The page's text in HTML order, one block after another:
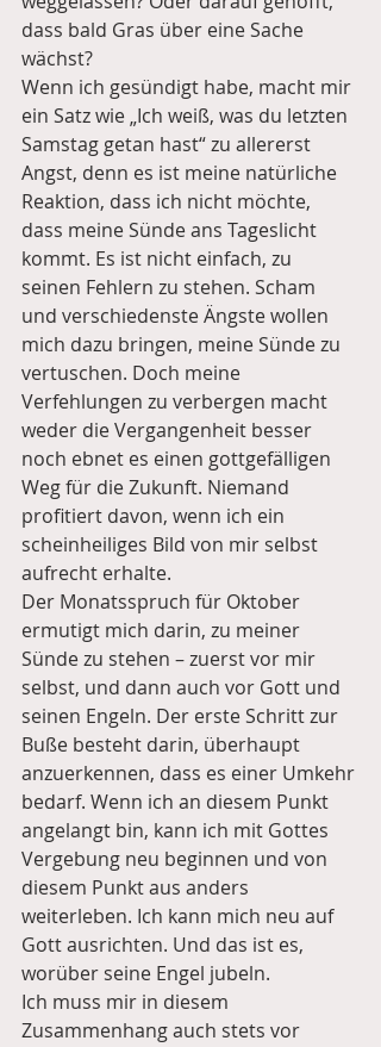
dass bald Gras über eine Sache
wächst?
Wenn ich gesündigt habe, macht mir
ein Satz wie „Ich weiß, was du letzten
Samstag getan hast“ zu allererst
Angst, denn es ist meine natürliche
Reaktion, dass ich nicht möchte,
dass meine Sünde ans Tageslicht
kommt. Es ist nicht einfach, zu
seinen Fehlern zu stehen. Scham
und verschiedenste Ängste wollen
mich dazu bringen, meine Sünde zu
vertuschen. Doch meine
Verfehlungen zu verbergen macht
weder die Vergangenheit besser
noch ebnet es einen gottgefälligen
Weg für die Zukunft. Niemand
profitiert davon, wenn ich ein
scheinheiliges Bild von mir selbst
aufrecht erhalte.
Der Monatsspruch für Oktober
ermutigt mich darin, zu meiner
Sünde zu stehen – zuerst vor mir
selbst, und dann auch vor Gott und
seinen Engeln. Der erste Schritt zur
Buße besteht darin, überhaupt
anzuerkennen, dass es einer Umkehr
bedarf. Wenn ich an diesem Punkt
angelangt bin, kann ich mit Gottes
Vergebung neu beginnen und von
diesem Punkt aus anders
weiterleben. Ich kann mich neu auf
Gott ausrichten. Und das ist es,
worüber seine Engel jubeln.
Ich muss mir in diesem
Zusammenhang auch stets vor